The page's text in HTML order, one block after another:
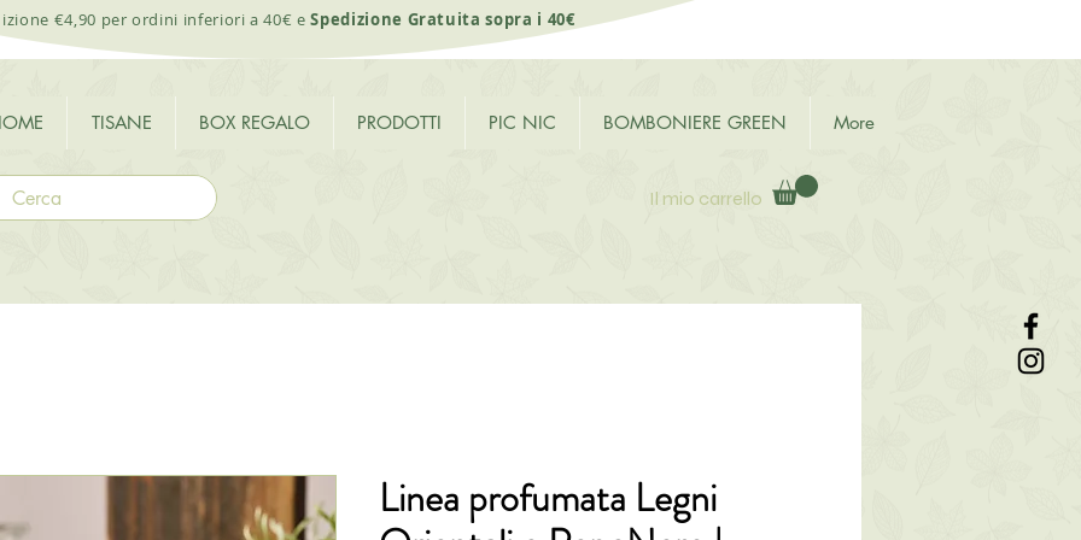
TISANE BOX REGALO PRODOTTI PIC NIC BOMBONIERE GREEN More
Il mio carrello
€4,90 per ordini inferiori a 40€ eSpedizione Gratuita sopra i 40€
Linea profumata Legni